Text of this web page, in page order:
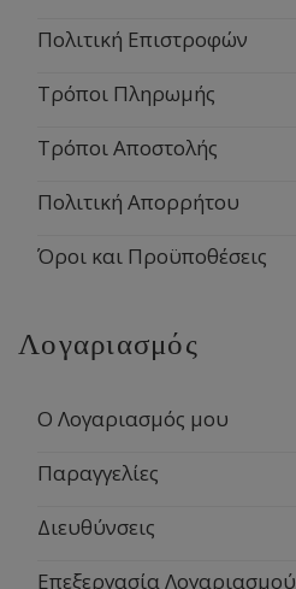
Πολιτική Επιστροφών
Τρόποι Πληρωμής
Τρόποι Αποστολής
Πολιτική Απορρήτου
Όροι και Προϋποθέσεις
Λογαριασμός
Ο Λογαριασμός μου
Παραγγελίες
Διευθύνσεις
Επεξεργασία Λογαριασμού